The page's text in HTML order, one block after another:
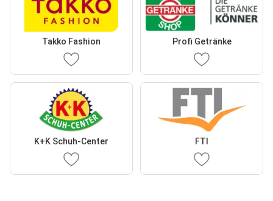
Takko Fashion Profi Getränke
K+K Schuh-Center FTI